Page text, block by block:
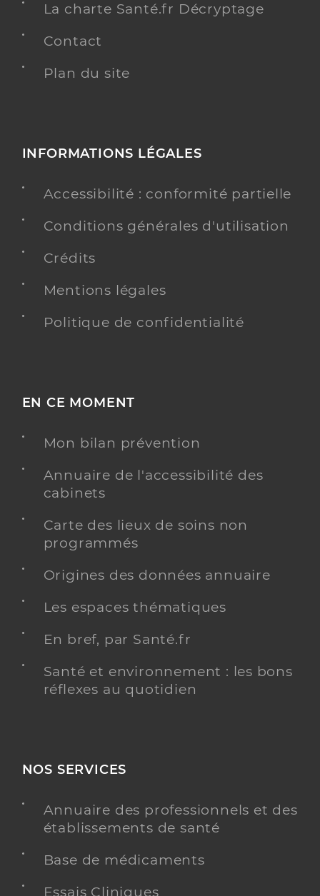
La charte Santé.fr Décryptage
Contact
Plan du site
INFORMATIONS LÉGALES
Accessibilité : conformité partielle
Conditions générales d'utilisation
Crédits
Mentions légales
Politique de confidentialité
EN CE MOMENT
Mon bilan prévention
Annuaire de l'accessibilité des
cabinets
Carte des lieux de soins non
programmés
Origines des données annuaire
Les espaces thématiques
En bref, par Santé.fr
Santé et environnement : les bons
réflexes au quotidien
NOS SERVICES
Annuaire des professionnels et des
établissements de santé
Base de médicaments
Essais Cliniques